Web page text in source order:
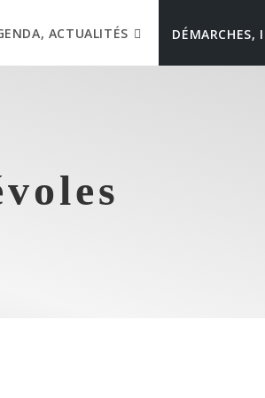
ACTUALITÉS DÉMARCHES,